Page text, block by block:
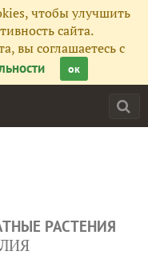
чтобы улучшить
сайта.
вы соглашаетесь с
ок
РАСТЕНИЯ